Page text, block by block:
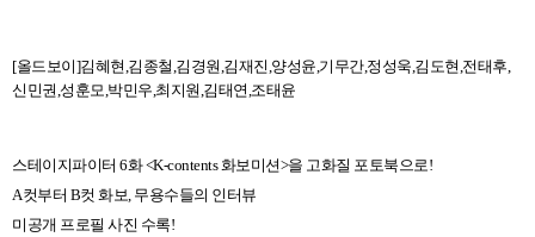
[올드보이]김혜현,김종철,김경원,김재진,양성윤,기무간,정성욱,김도현,전태후,
신민권,성훈모,박민우,최지원,김태연,조태윤
스테이지파이터 6화<K-contents화보미션>을 고화질 포토북으로!
A컷부터 B컷 화보, 무용수들의 인터뷰
미공개 프로필 사진 수록!